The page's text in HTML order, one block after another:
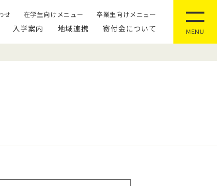
せ 在学生向けメニュー 卒業生向けメニュー
入学案内 地域連携 寄付金について MENU